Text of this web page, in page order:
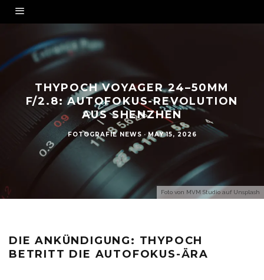
Foto von MVM Studio auf Unsplash
THYPOCH VOYAGER 24–50MM
F/2.8: AUTOFOKUS-REVOLUTION
AUS SHENZHEN
FOTOGRAFIE NEWS · MAY 15, 2026
DIE ANKÜNDIGUNG: THYPOCH
BETRITT DIE AUTOFOKUS-ÄRA